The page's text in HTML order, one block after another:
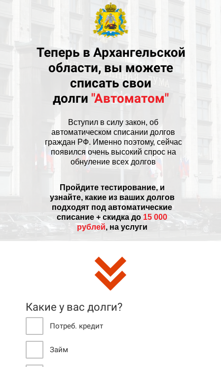
Теперь в Архангельской
области, вы можете
списать свои
долги "Автоматом"
Вступил в силу закон, об
автоматическом списании долгов
граждан РФ. Именно поэтому, сейчас
появился очень высокий спрос на
обнуление всех долгов
Пройдите тестирование, и
узнайте, какие из ваших долгов
подходят под автоматические
списание + скидка до 15 000
рублей, на услуги
Какие у вас долги?
Потреб. кредит
Займ